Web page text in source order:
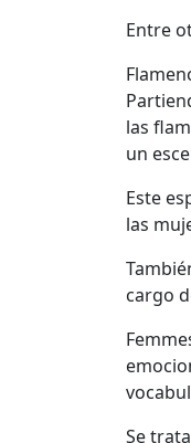
Entre
las
un
Este
las
cargo
Se